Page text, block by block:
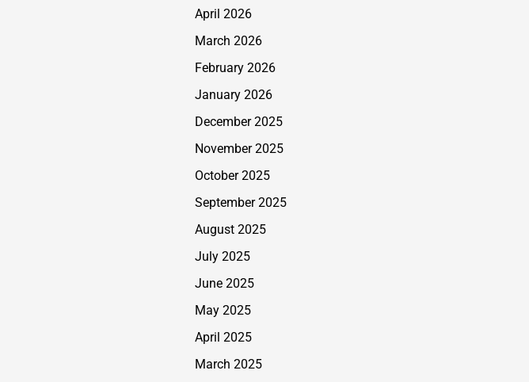
April 2026
March 2026
February 2026
January 2026
December 2025
November 2025
October 2025
September 2025
August 2025
July 2025
June 2025
May 2025
April 2025
March 2025